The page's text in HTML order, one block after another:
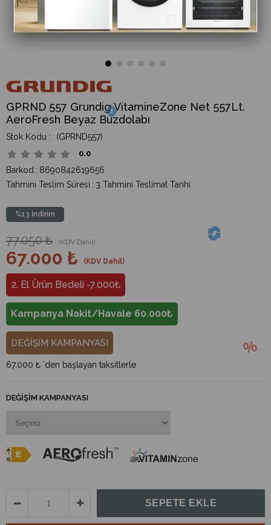
GPRND 557 Grundig VitamineZone Net 557Lt.
AeroFresh Beyaz Buzdolabı
(GPRND557)
0.0
Barkod : 8690842619656
Tahmini Teslim Süresi : 3 Tahmini Teslimat Tarihi
%13 İndirim
77.050 ₺ (KDV Dahil)
67.000 ₺ (KDV Dahil)
2. El Ürün Bedeli -7.000₺
Kampanya Nakit/Havale 60.000₺
DEĞİŞİM KAMPANYASI
67.000 ₺ `den başlayan taksitlerle
DEĞIŞIM KAMPANYASI